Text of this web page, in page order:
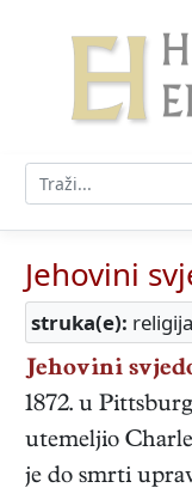
Jehovini
struka(e): religija
Jehovini
1872. u
utemeljio
je do smrti